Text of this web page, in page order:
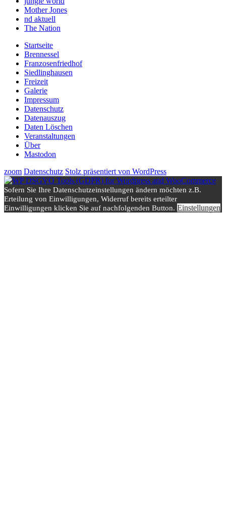
Mother Jones
nd aktuell
The Nation
Startseite
Brennessel
Franzosenfriedhof
Siedlinghausen
Freizeit
Galerie
Impressum
Datenschutz
Datenauszug
Daten Löschen
Veranstaltungen
Über
Mastodon
zoom Datenschutz Stolz präsentiert von WordPress
Sofern Sie Ihre Datenschutzeinstellungen ändern möchten z.B.
Erteilung von Einwilligungen, Widerruf bereits erteilter
Einwilligungen klicken Sie auf nachfolgenden Button. Einstellungen